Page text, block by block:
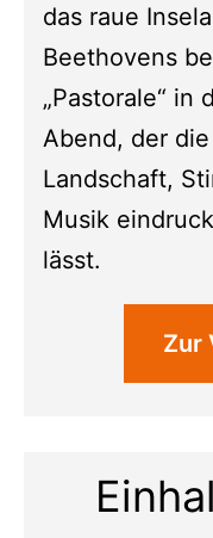
das raue
Beethovens
„Pastorale“ in
Abend, der
Landschaft,
Musik
lässt.
Zur